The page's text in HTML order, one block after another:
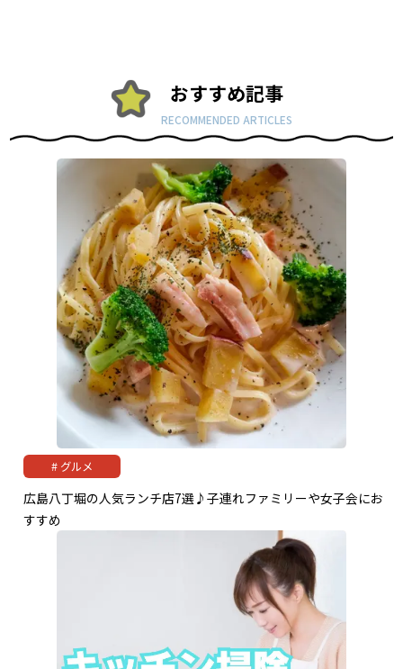
おすすめ記事
RECOMMENDED ARTICLES
グルメ
広島八丁堀の人気ランチ店7選♪子連れファミリーや女子会にお
すすめ